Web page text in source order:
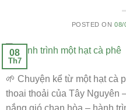
POSTED ON08/
08
Th7
🌱 Chuyện kể từ một hạt
thoai thoải của Tây Nguyên
nắng gió chan hòa – hành